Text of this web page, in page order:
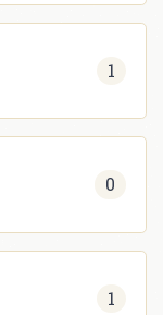
1
0
1